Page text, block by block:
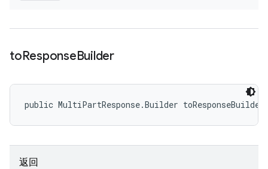
toResponseBuilder
public MultiPartResponse.Builder
返回